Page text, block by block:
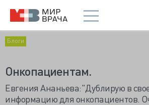
Блоги
Онкопациентам.
Евгения Ананьева:"Дублирую в
информацию для онкопациентов.